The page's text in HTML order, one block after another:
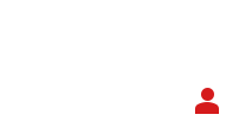
person